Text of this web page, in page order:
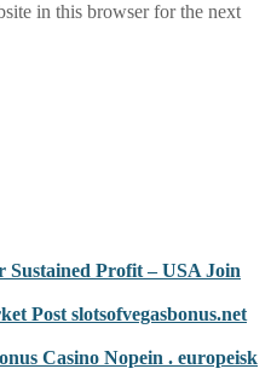
in this browser for the next
Sustained Profit – USA Join
Post slotsofvegasbonus.net
Casino Nopein . europeisk